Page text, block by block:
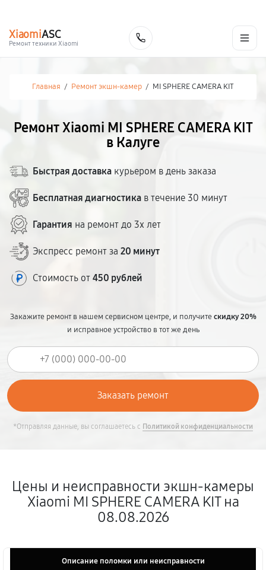
XiaomiASC
Ремонт техники Xiaomi
Главная / Ремонт экшн-камер / MI SPHERE CAMERA KIT
Ремонт Xiaomi MI SPHERE CAMERA KIT
в Калуге
Быстрая доставка курьером в день заказа
Бесплатная диагностика в течение 30 минут
Гарантия на ремонт до 3х лет
Экспресс ремонт за 20 минут
Стоимость от 450 рублей
Закажите ремонт в нашем сервисном центре, и получитескидку 20%
и исправное устройство в тот же день
*Отправляя данные, вы соглашаетесь с Политикой конфиденциальности
Цены и неисправности экшн-камеры
Xiaomi MI SPHERE CAMERA KIT на
08.08.2026
Описание поломки или неисправности